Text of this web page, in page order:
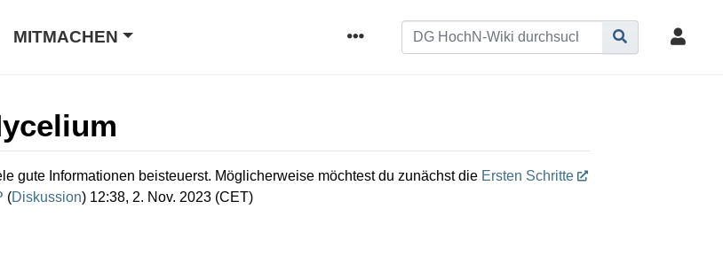
MITMACHEN
gute Informationen beisteuerst. Möglicherweise möchtest du zunächst die Ersten Schritte
(Diskussion) 12:38, 2. Nov. 2023 (CET)